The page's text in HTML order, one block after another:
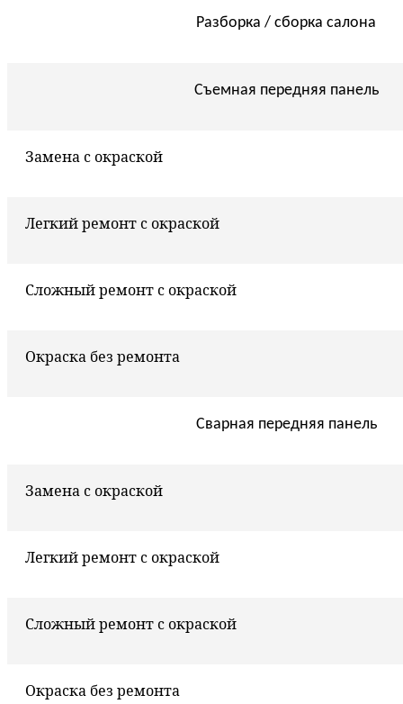
Разборка / сборка салона
Съемная передняя панель
Замена с окраской
Легкий ремонт с окраской
Сложный ремонт с окраской
Окраска без ремонта
Сварная передняя панель
Замена с окраской
Легкий ремонт с окраской
Сложный ремонт с окраской
Окраска без ремонта